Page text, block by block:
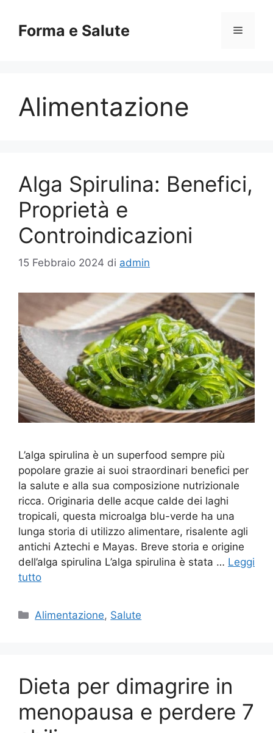
contenuto
Forma e Salute Menu
Alimentazione
Alga Spirulina: Benefici,
Proprietà e
Controindicazioni
15 Febbraio 2024 di admin
L’alga spirulina è un superfood sempre più
popolare grazie ai suoi straordinari benefici per
la salute e alla sua composizione nutrizionale
ricca. Originaria delle acque calde dei laghi
tropicali, questa microalga blu-verde ha una
lunga storia di utilizzo alimentare, risalente agli
antichi Aztechi e Mayas. Breve storia e origine
dell’alga spirulina L’alga spirulina è stata … Leggi
tutto
Categorie
Alimentazione, Salute
Dieta per dimagrire in
menopausa e perdere 7